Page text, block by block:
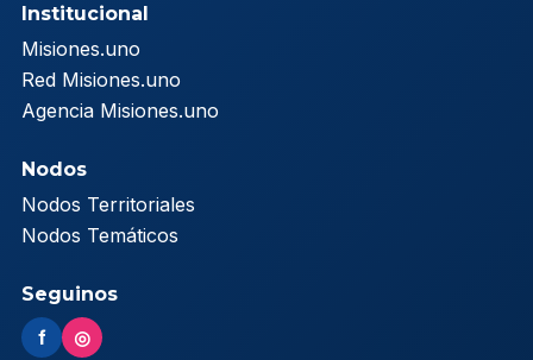
Institucional
Misiones.uno
Red Misiones.uno
Agencia Misiones.uno
Nodos
Nodos Territoriales
Nodos Temáticos
Seguinos
f ◎